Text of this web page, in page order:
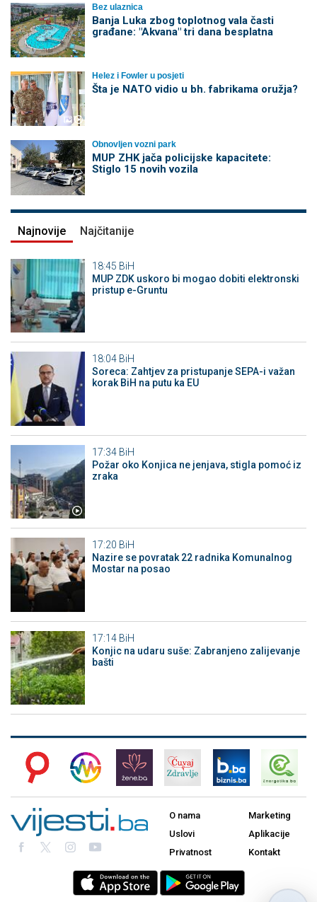
Bez ulaznica
Banja Luka zbog toplotnog vala časti
građane: "Akvana" tri dana besplatna
Helez i Fowler u posjeti
Šta je NATO vidio u bh. fabrikama oružja?
Obnovljen vozni park
MUP ZHK jača policijske kapacitete:
Stiglo 15 novih vozila
Najnovije Najčitanije
18:45 BiH
MUP ZDK uskoro bi mogao dobiti elektronski
pristup e-Gruntu
18:04 BiH
Soreca: Zahtjev za pristupanje SEPA-i važan
korak BiH na putu ka EU
17:34 BiH
Požar oko Konjica ne jenjava, stigla pomoć iz
zraka
17:20 BiH
Nazire se povratak 22 radnika Komunalnog
Mostar na posao
17:14 BiH
Konjic na udaru suše: Zabranjeno zalijevanje
bašti
O nama
Uslovi
Privatnost
Marketing
Aplikacije
Kontakt